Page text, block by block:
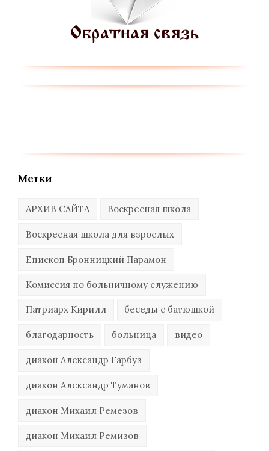
Метки
АРХИВ САЙТА Воскресная школа
Воскресная школа для взрослых
Епископ Бронницкий Парамон
Комиссия по больничному служению
Патриарх Кирилл беседы с батюшкой
благодарность больница видео
диакон Александр Гарбуз
диакон Александр Туманов
диакон Михаил Ремезов
диакон Михаил Ремизов